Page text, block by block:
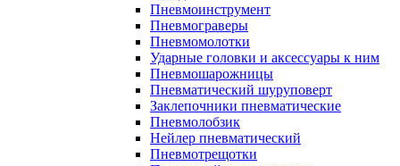
Пневмоинструмент
Пневмограверы
Пневмомолотки
Ударные головки и аксессуары к ним
Пневмошарожницы
Пневматический шуруповерт
Заклепочники пневматические
Пневмолобзик
Нейлер пневматический
Пневмотрещотки